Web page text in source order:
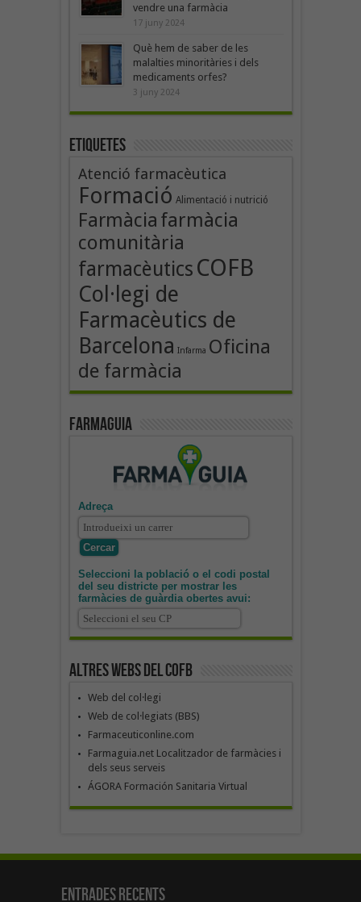
vendre una farmàcia
17 juny 2024
Què hem de saber de les
malalties minoritàries i dels
medicaments orfes?
3 juny 2024
Etiquetes
Atenció farmacèutica
Formació Alimentació i nutrició
Farmàcia farmàcia
comunitària
farmacèutics COFB
Col·legi de
Farmacèutics de
Barcelona Infarma Oficina
de farmàcia
Farmaguia
Adreça
Seleccioni la població o el codi postal
del seu districte per mostrar les
farmàcies de guàrdia obertes avui:
Altres webs del COFB
Web del col·legi
Web de col·legiats (BBS)
Farmaceuticonline.com
Farmaguia.net Localitzador de farmàcies i
dels seus serveis
ÁGORA Formación Sanitaria Virtual
Entrades recents